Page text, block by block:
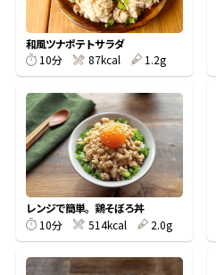
サッと鍋®
楽チン屋®
割烹白だしレシピ
レシピ特設サイト
割烹白だしレシピ特集
だし巻き卵特集
和風ツナポテトサラダ
10分
87kcal 1.2g
レンジで簡単。鶏そぼろ丼
10分
514kcal 2.0g